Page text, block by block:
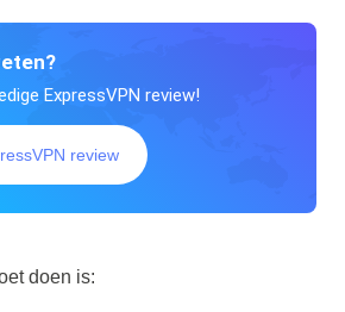
ExpressVPN review!
review
doen is: